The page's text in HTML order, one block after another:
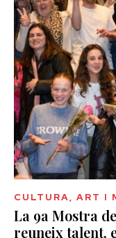
CULTURA, ART I
La 9a Mostra
reuneix talent,